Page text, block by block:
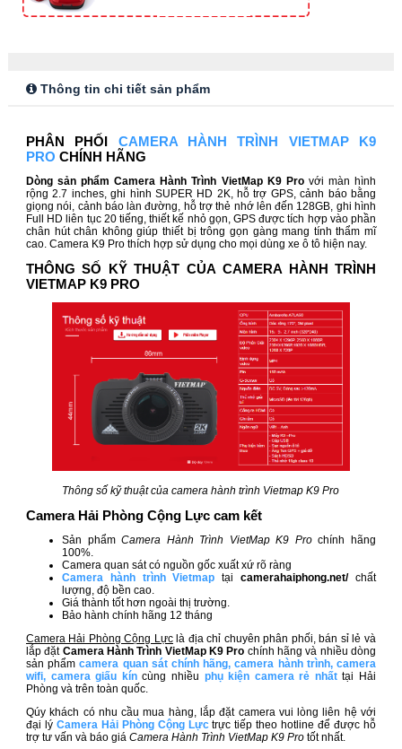
Thông tin chi tiết sản phẩm
PHÂN PHỐI CAMERA HÀNH TRÌNH VIETMAP K9
PRO CHÍNH HÃNG
Dòng sản phẩm Camera Hành Trình VietMap K9 Provới màn hình
rộng 2.7 inches, ghi hình SUPER HD 2K, hỗ trợ GPS, cảnh báo bằng
giọng nói, cảnh báo làn đường, hỗ trợ thẻ nhớ lên đến 128GB, ghi hình
Full HD liên tục 20 tiếng, thiết kế nhỏ gọn, GPS được tích hợp vào phần
chân hút chân không giúp thiết bị trông gọn gàng mang tính thẩm mĩ
cao. Camera K9 Pro thích hợp sử dụng cho mọi dùng xe ô tô hiện nay.
THÔNG SỐ KỸ THUẬT CỦA CAMERA HÀNH TRÌNH
VIETMAP K9 PRO
Thông số kỹ thuật của camera hành trình Vietmap K9 Pro
Camera Hải Phòng Cộng Lực cam kết
Sản phẩmCamera Hành Trình VietMap K9 Prochính hãng
100%.
Camera quan sát có nguồn gốc xuất xứ rõ ràng
Camera hành trình Vietmap tạicamerahaiphong.net/chất
lượng, độ bền cao.
Giá thành tốt hơn ngoài thị trường.
Bảo hành chính hãng 12 tháng
Camera Hải Phòng Cộng Lựclà địa chỉ chuyên phân phối, bán sỉ lẻ và
lắp đặt Camera Hành Trình VietMap K9 Pro chính hãng và nhiều dòng
sản phẩmcamera quan sát chính hãng,camera hành trình,camera
wifi, camera giấu kíncùng nhiều phụ kiện camera rẻ nhấttại Hải
Phòng và trên toàn quốc.
Qúy khách có nhu cầu mua hàng, lắp đặt camera vui lòng liên hệ với
đại lý Camera Hải Phòng Cộng Lực trực tiếp theo hotline để được hỗ
trợ tư vấn và báo giá Camera Hành Trình VietMap K9 Pro tốt nhất.